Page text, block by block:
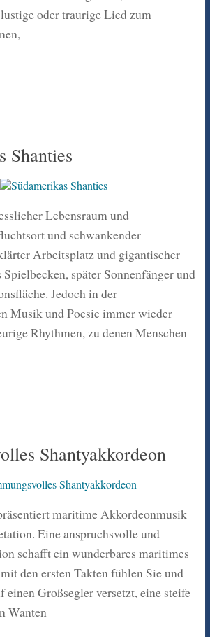
oder traurige Lied zum
Shanties
Lebensraum und
und schwankender
Arbeitsplatz und gigantischer
später Sonnenfänger und
Jedoch in der
Musik und Poesie immer wieder
Rhythmen, zu denen Menschen
Shantyakkordeon
maritime Akkordeonmusik
Eine anspruchsvolle und
schafft ein wunderbares maritimes
den ersten Takten fühlen Sie und
einen Großsegler versetzt, eine steife
Wanten